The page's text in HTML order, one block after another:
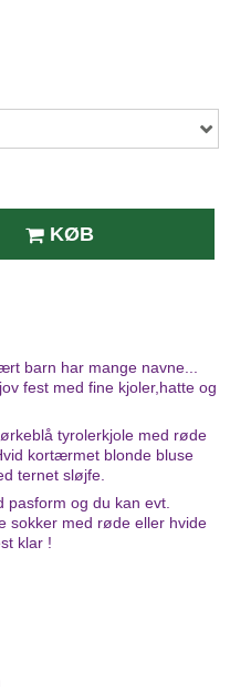
KØB
barn har mange navne...
fest med fine kjoler,hatte og
tyrolerkjole med røde
kortærmet blonde bluse
ternet sløjfe.
pasform og du kan evt.
sokker med røde eller hvide
klar !